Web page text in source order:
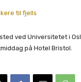
til fjells
ved Universitetet i
på Hotel Bristol.